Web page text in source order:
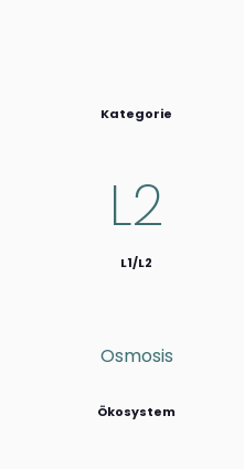
Kategorie
L2
L1/L2
Osmosis
Ökosystem